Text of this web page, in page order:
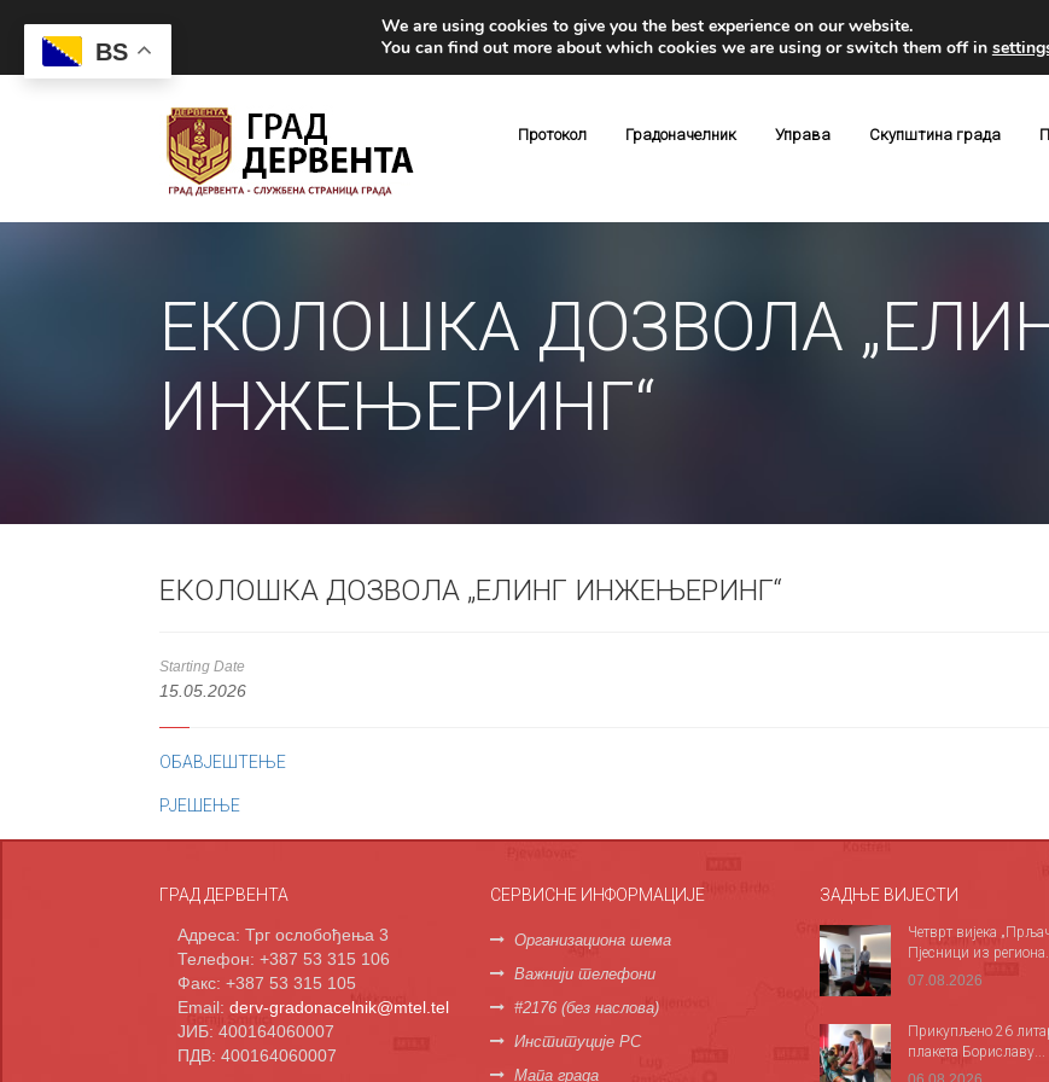
Протокол Градоначелник Управа Скупштина града
ЕКОЛОШКА ДОЗВОЛА
ИНЖЕЊЕРИНГ“
ЕКОЛОШКА ДОЗВОЛА „ЕЛИНГ ИНЖЕЊЕРИНГ“
Starting Date
15.05.2026
ОБАВЈЕШТЕЊЕ
РЈЕШЕЊЕ
ГРАД ДЕРВЕНТА
Адреса: Трг ослобођења 3
Телефон: +387 53 315 106
Факс: +387 53 315 105
Email: derv-gradonacelnik@mtel.tel
ЈИБ: 400164060007
ПДВ: 400164060007
СЕРВИСНЕ ИНФОРМАЦИЈЕ
Организациона шема
Важнији телефони
#2176 (без наслова)
Институције РС
Мапа града
ЗАДЊЕ ВИЈЕСТИ
Четврт вијека
Пјесници из
07.08.2026
Прикупљено 26
плакета Бориславу...
BS
We are using cookies to give you the best experience on our website.
You can find out more about which cookies we are using or switch them off in